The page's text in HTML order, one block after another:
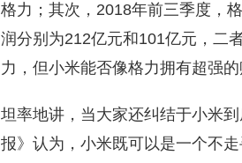
格力；其次，2018年前三季度，
润分别为212亿元和101亿元，二
力，但小米能否像格力拥有超强
坦率地讲，当大家还纠结于小米
报》认为，小米既可以是一个不